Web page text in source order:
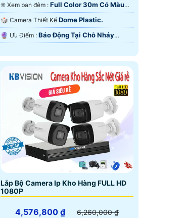
❈ Xem ban đêm : Full Color 30m Có Màu
Ban Ðêm.
🎲 Camera Thiết Kế Dome Plastic.
️🔮 Ưu Điểm : Báo Động Tại Chỗ Nháy
Lắp Bộ Camera Ip Kho Hàng FULL HD
1080P
4,576,800 ₫ 6,260,000 ₫